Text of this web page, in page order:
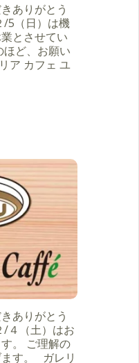
ありがとう
/5（日）は機
とさせてい
ほど、お願い
ア カフェ ユ
ありがとう
/４（土）はお
。 ご理解の
す。 ガレリ